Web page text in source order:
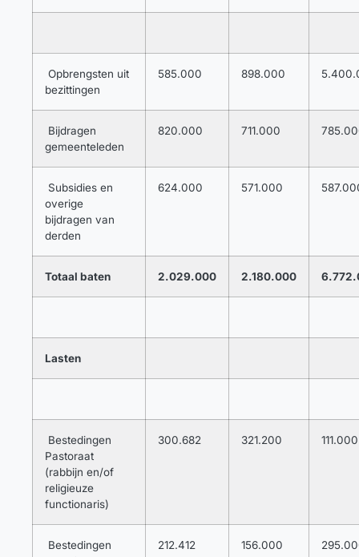
Opbrengsten uit
bezittingen
585.000 898.000
Bijdragen
gemeenteleden
820.000 711.000
Subsidies en
overige
bijdragen van
derden
624.000 571.000
Totaal baten 2.029.000 2.180.000
Lasten
Bestedingen
Pastoraat
(rabbijn en/of
religieuze
functionaris)
300.682 321.200 111.000
Bestedingen
212.412 156.000